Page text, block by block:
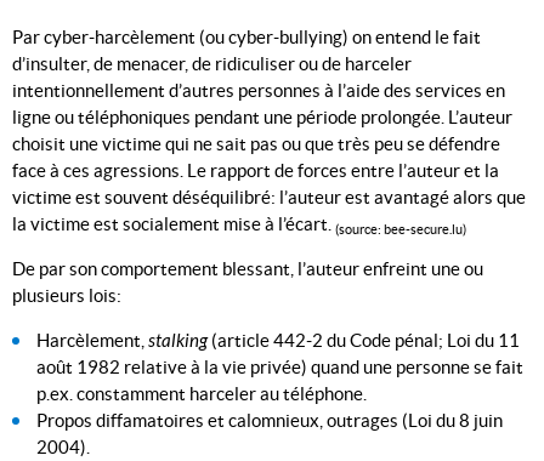
Par cyber-harcèlement (ou cyber-bullying) on entend le fait
d’insulter, de menacer, de ridiculiser ou de harceler
intentionnellement d’autres personnes à l’aide des services en
ligne ou téléphoniques pendant une période prolongée. L’auteur
choisit une victime qui ne sait pas ou que très peu se défendre
face à ces agressions. Le rapport de forces entre l’auteur et la
victime est souvent déséquilibré: l’auteur est avantagé alors que
la victime est socialement mise à l’écart. (source: bee-secure.lu)
De par son comportement blessant, l’auteur enfreint une ou
plusieurs lois:
Harcèlement, stalking(article 442-2 du Code pénal; Loi du 11
août 1982 relative à la vie privée) quand une personne se fait
p.ex. constamment harceler au téléphone.
Propos diffamatoires et calomnieux, outrages (Loi du 8 juin
2004).